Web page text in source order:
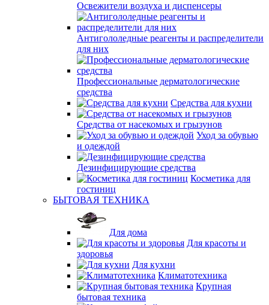
Освежители воздуха и диспенсеры
Антигололедные реагенты и распределители
для них
Профессиональные дерматологические
средства
Средства для кухни
Средства от насекомых и грызунов
Уход за обувью
и одеждой
Дезинфицирующие средства
Косметика для
гостиниц
БЫТОВАЯ ТЕХНИКА
Для дома
Для красоты и
здоровья
Для кухни
Климатотехника
Крупная
бытовая техника